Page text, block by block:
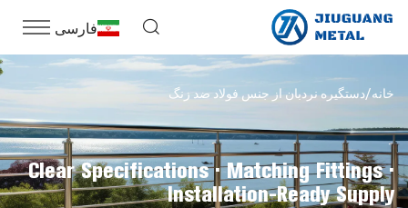
فارسی
خانه دستگیره نردبان از جنس فولاد ضد زنگ
Clear Specifications · Matching Fittings ·
Installation-Ready Supply